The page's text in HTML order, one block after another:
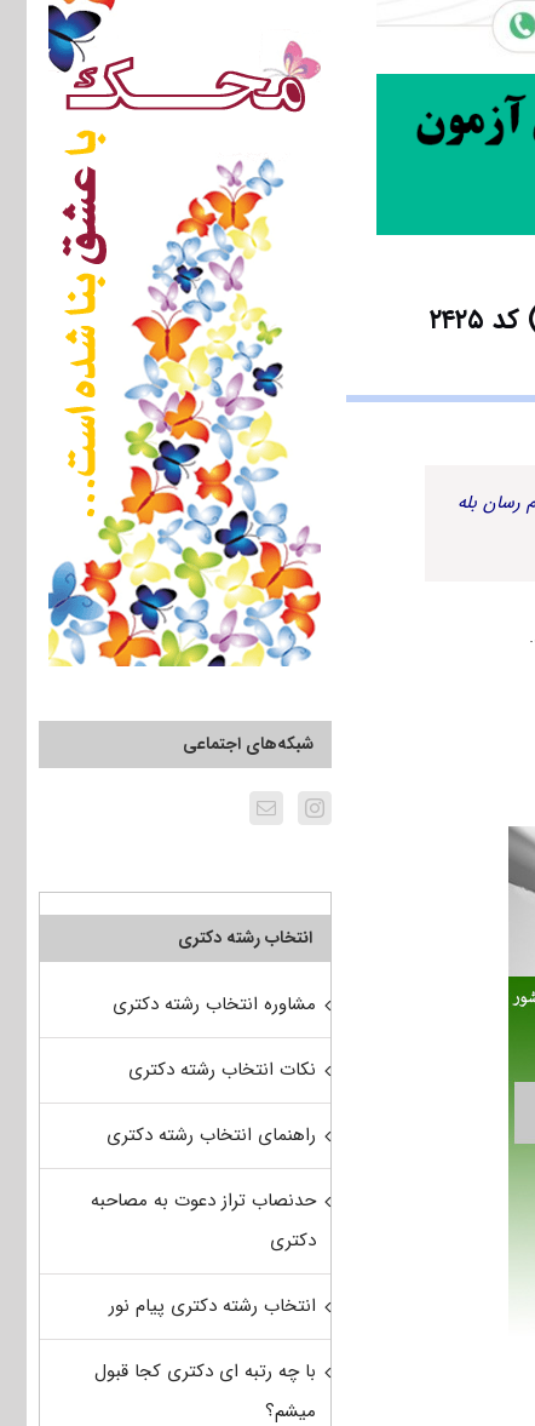
رسان بله
شبکه‌های اجتماعی
انتخاب رشته دکتری
مشاوره انتخاب رشته دکتری
نکات انتخاب رشته دکتری
راهنمای انتخاب رشته دکتری
حدنصاب تراز دعوت به مصاحبه
دکتری
انتخاب رشته دکتری پیام نور
با چه رتبه ای دکتری کجا قبول
میشم؟